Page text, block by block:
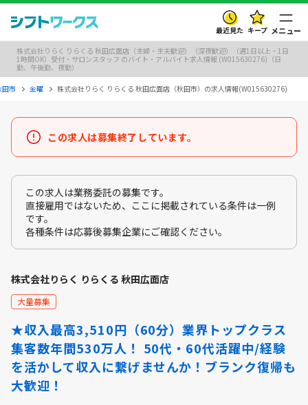
最近見た キープ メニュー
株式会社りらく りらくる 秋田広面店（主婦・主夫歓迎）（深夜歓迎）（週1日以上・1日
1時間OK）受付・サロンスタッフ のバイト・アルバイト求人情報 (W015630276)（日
勤、午後勤、夜勤）
田市 金曜 株式会社りらく りらくる 秋田広面店（秋田市）の求人情報(W015630276)
この求人は募集終了しています。
この求人は業務委託の募集です。
直接雇用ではないため、ここに掲載されている条件は一例
です。
各種条件は応募後募集企業にご確認ください。
株式会社りらく りらくる 秋田広面店
大量募集
★収入最高3,510円（60分）業界トップクラス
集客数年間530万人！ 50代・60代活躍中/経験
を活かして収入に繋げませんか！ブランク復帰も
大歓迎！